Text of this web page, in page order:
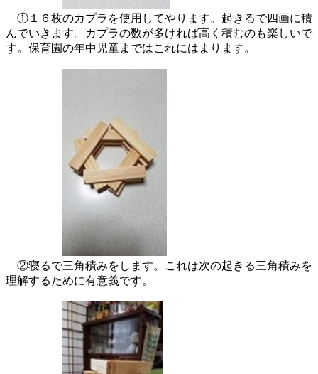
①１６枚のカプラを使用してやります。起きるで四画に積
んでいきます。カプラの数が多ければ高く積むのも楽しいで
す。保育園の年中児童まではこれにはまります。
②寝るで三角積みをします。これは次の起きる三角積みを
理解するために有意義です。